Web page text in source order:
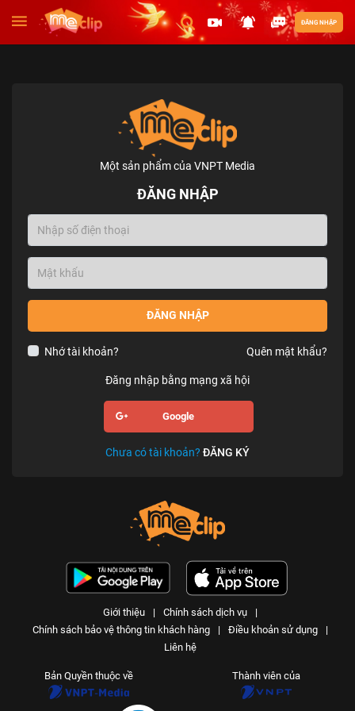
ĐĂNG NHẬP
Một sản phẩm của VNPT Media
ĐĂNG NHẬP
ĐĂNG NHẬP
Nhớ tài khoản? Quên mật khẩu?
Đăng nhập bằng mạng xã hội
Google
Chưa có tài khoản? ĐĂNG KÝ
Giới thiệu | Chính sách dịch vụ
|
Chính sách bảo vệ thông tin khách hàng
| Điều khoản sử dụng
|
Liên hệ
Bản Quyền thuộc về Thành viên của